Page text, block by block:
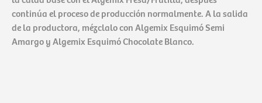
continúa el proceso de producción normalmente. A la salida
de la productora, mézclalo con Algemix Esquimó Semi
Amargo y Algemix Esquimó Chocolate Blanco.